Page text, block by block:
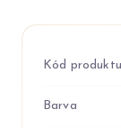
Kód produktu
Barva